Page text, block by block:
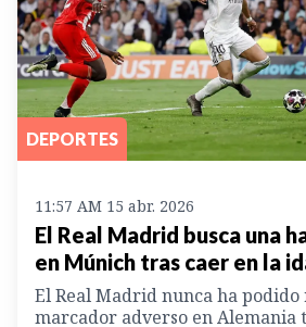
DEPORTES
11:57 AM 15 abr. 2026
El Real Madrid busca una
en Múnich tras caer en la
El Real Madrid nunca ha
marcador adverso en Alemania